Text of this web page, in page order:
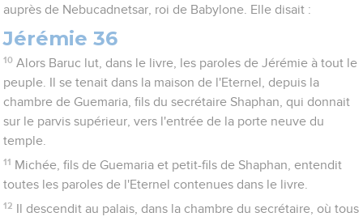
auprès de Nebucadnetsar, roi de Babylone. Elle disait :
Jérémie 36
10 Alors Baruc lut, dans le livre, les paroles de Jérémie à tout le
peuple. Il se tenait dans la maison de l'Eternel, depuis la
chambre de Guemaria, fils du secrétaire Shaphan, qui donnait
sur le parvis supérieur, vers l'entrée de la porte neuve du
temple.
11 Michée, fils de Guemaria et petit-fils de Shaphan, entendit
toutes les paroles de l'Eternel contenues dans le livre.
12
Il descendit au palais, dans la chambre du secrétaire, où tous